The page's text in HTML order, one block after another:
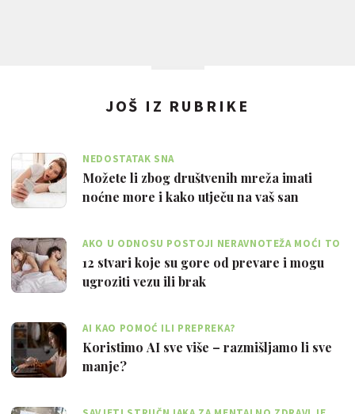
JOŠ IZ RUBRIKE
NEDOSTATAK SNA
Možete li zbog društvenih mreža imati
noćne more i kako utječu na vaš san
AKO U ODNOSU POSTOJI NERAVNOTEŽA MOĆI TO
JE VELIKI PROBLEM
12 stvari koje su gore od prevare i mogu
ugroziti vezu ili brak
AI KAO POMOĆ ILI PREPREKA?
Koristimo AI sve više – razmišljamo li sve
manje?